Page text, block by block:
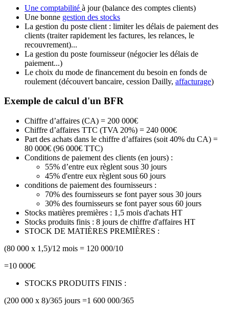
Une comptabilité à jour (balance des comptes clients)
Une bonne gestion des stocks
La gestion du poste client : limiter les délais de paiement des
clients (traiter rapidement les factures, les relances, le
recouvrement)...
La gestion du poste fournisseur (négocier les délais de
paiement...)
Le choix du mode de financement du besoin en fonds de
roulement (découvert bancaire, cession Dailly, affacturage)
Exemple de calcul d'un BFR
Chiffre d’affaires (CA) = 200 000€
Chiffre d’affaires TTC (TVA 20%) = 240 000€
Part des achats dans le chiffre d’affaires (soit 40% du CA) =
80 000€ (96 000€ TTC)
Conditions de paiement des clients (en jours) :
55% d’entre eux règlent sous 30 jours
45% d'entre eux règlent sous 60 jours
conditions de paiement des fournisseurs :
70% des fournisseurs se font payer sous 30 jours
30% des fournisseurs se font payer sous 60 jours
Stocks matières premières : 1,5 mois d'achats HT
Stocks produits finis : 8 jours de chiffre d'affaires HT
STOCK DE MATIÈRES PREMIÈRES :
(80 000 x 1,5)/12 mois = 120 000/10
=10 000€
STOCKS PRODUITS FINIS :
(200 000 x 8)/365 jours =1 600 000/365